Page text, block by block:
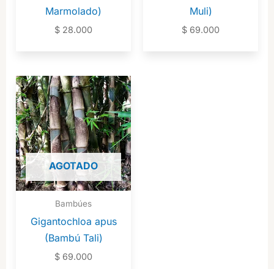
Marmolado)
$ 28.000
Muli)
$ 69.000
AGOTADO
Bambúes
Gigantochloa apus
(Bambú Tali)
$ 69.000